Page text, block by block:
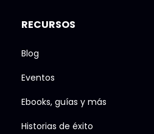
RECURSOS
Blog
Eventos
Ebooks, guías y más
Historias de éxito